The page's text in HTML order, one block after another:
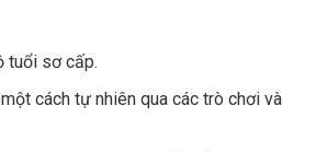
tuổi sơ cấp.
cách tự nhiên qua các trò chơi và